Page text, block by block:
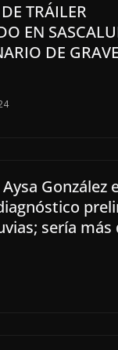
TRÁILER
EN
DE GRAVE
González
sería más